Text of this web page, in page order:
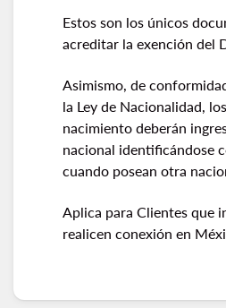
Estos son los únicos
acreditar la exención del
Asimismo, de
la Ley de Nacionalidad,
nacimiento deberán
nacional identificándose
cuando posean otra
Aplica para Clientes que
realicen conexión en